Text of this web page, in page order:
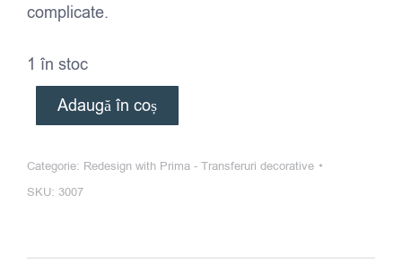
complicate.
1 în stoc
Adaugă în coș
Categorie: Redesign with Prima - Transferuri decorative
SKU: 3007